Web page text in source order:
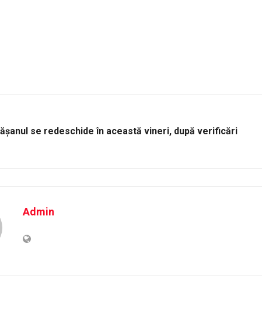
se redeschide în această vineri, după verificări
Admin